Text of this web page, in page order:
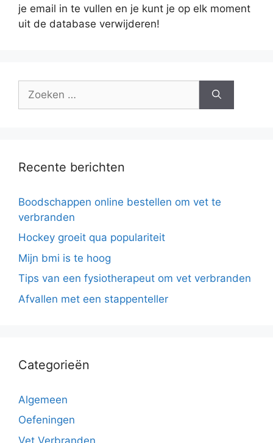
je email in te vullen en je kunt je op elk moment
uit de database verwijderen!
naar:
Recente berichten
Boodschappen online bestellen om vet te
verbranden
Hockey groeit qua populariteit
Mijn bmi is te hoog
Tips van een fysiotherapeut om vet verbranden
Afvallen met een stappenteller
Categorieën
Algemeen
Oefeningen
Vet Verbranden